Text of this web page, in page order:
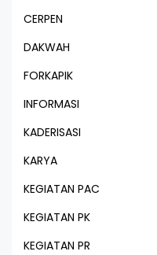
CERPEN
DAKWAH
FORKAPIK
INFORMASI
KADERISASI
KARYA
KEGIATAN PAC
KEGIATAN PK
KEGIATAN PR